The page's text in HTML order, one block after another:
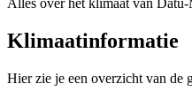
Klimaatinformatie
Hier zie je een overzicht van de